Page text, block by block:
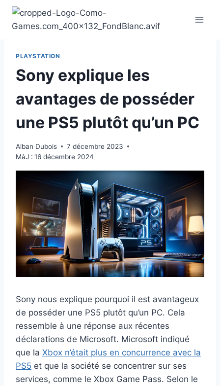
Aller
contenu
PLAYSTATION
Sony explique les
avantages de posséder
une PS5 plutôt qu’un PC
Alban Dubois
7 décembre 2023
MàJ : 16 décembre 2024
Sony nous explique pourquoi il est avantageux
de posséder une PS5 plutôt qu’un PC. Cela
ressemble à une réponse aux récentes
déclarations de Microsoft. Microsoft indiqué
que la Xbox n’était plus en concurrence avec la
PS5 et que la société se concentrer sur ses
services, comme le Xbox Game Pass. Selon le